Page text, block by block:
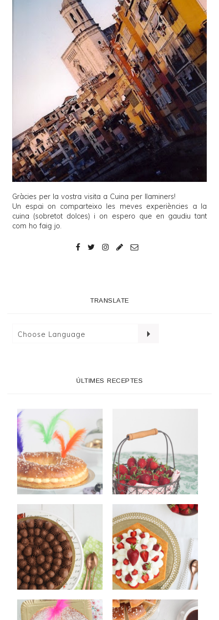
Gràcies per la vostra visita a Cuina per llaminers!
Un espai on comparteixo les meves experiències a la
cuina (sobretot dolces) i on espero que en gaudiu tant
com ho faig jo.
TRANSLATE
ÚLTIMES RECEPTES